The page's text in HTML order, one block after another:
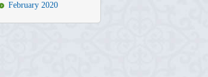
February 2020